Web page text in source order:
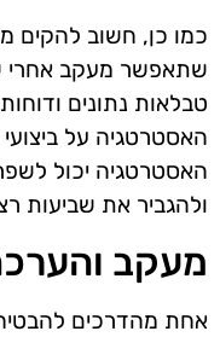
כמו כן, חשוב להקים
שתאפשר מעקב אחרי
טבלאות נתונים
האסטרטגיה על ביצועי
האסטרטגיה יכול
ולהגביר את שביעות
מעקב
אחת מהדרכים